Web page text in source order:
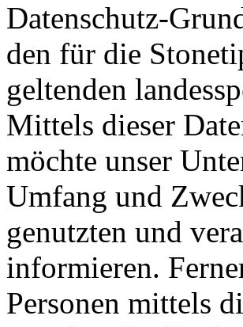
Datenschutz-
den für die
geltenden
Mittels dieser
möchte unser
Umfang und
genutzten und
informieren.
Personen mittels